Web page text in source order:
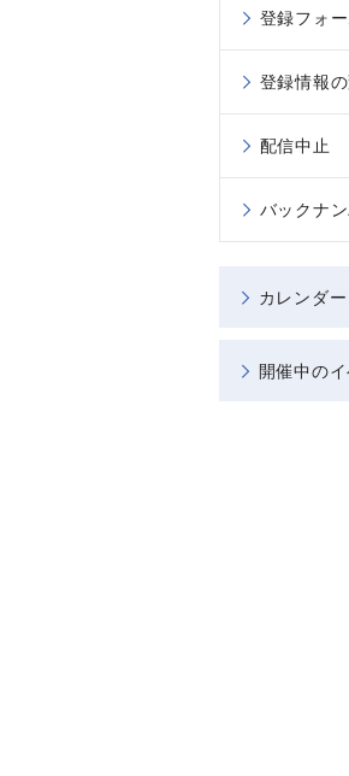
登録フォー
登録情報
配信中止
バックナ
カレンダー
開催中のイ